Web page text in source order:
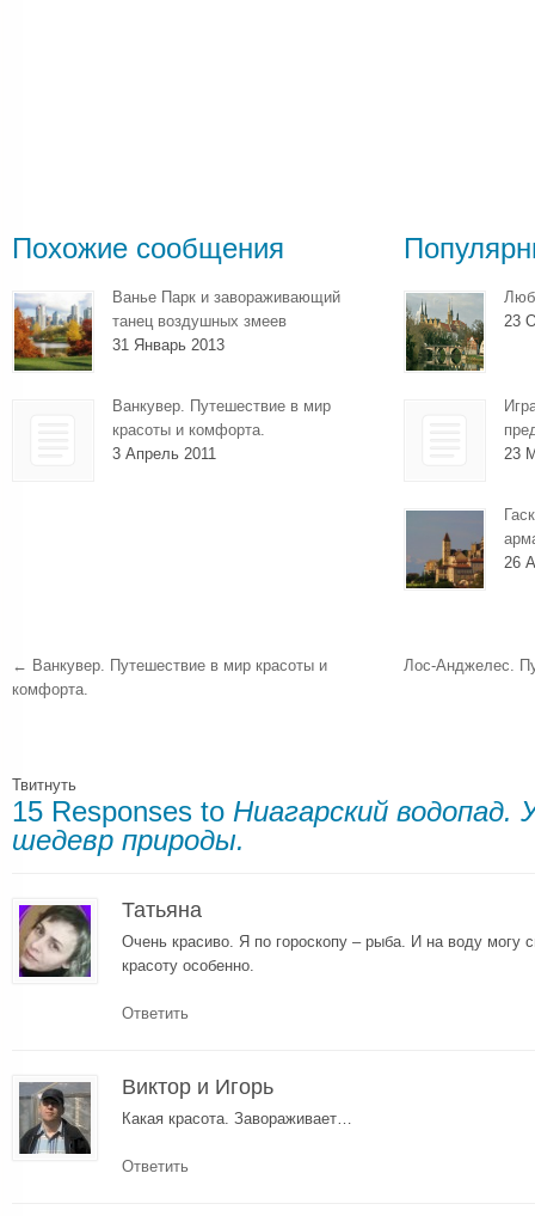
Похожие сообщения
Ванье Парк и завораживающий
танец воздушных змеев
31 Январь 2013
Ванкувер. Путешествие в мир
красоты и комфорта.
3 Апрель 2011
23
23
26
← Ванкувер. Путешествие в мир красоты и
комфорта.
Лос-Анджелес.
Твитнуть
15 Responses to Ниагарский водопад.
шедевр природы.
Татьяна
Очень красиво. Я по гороскопу – рыба. И на воду могу
красоту особенно.
Ответить
Виктор и Игорь
Какая красота. Завораживает…
Ответить